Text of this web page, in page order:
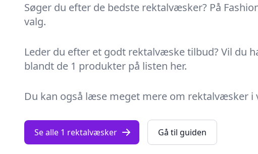
Søger du efter de bedste rektalvæsker? På
valg.
Leder du efter et godt rektalvæske tilbud? Vil du
blandt de 1 produkter på listen her.
Du kan også læse meget mere om rektalvæsker
Se alle 1 rektalvæsker Gå til guiden